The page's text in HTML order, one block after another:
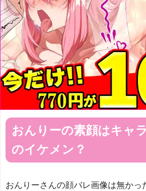
おんりーの素顔はキャ
のイケメン？
おんりーさんの顔バレ画像は無かっ